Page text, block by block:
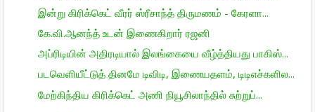
இன்று கிரிக்கெட் வீரர் ஸ்ரீசாந்த் திருமணம் - கேரளா...
கே.வி.ஆனந்த் உடன் இணைகிறார் ரஜனி
அப்ரிடியின் அதிரடியால் இலங்கையை வீழ்த்தியது பாகிஸ்...
படவெளியீட்டுத் தினமே டிவிடி, இணையதளம், டிடிஎச்களில...
மேற்கிந்திய கிரிக்கெட் அணி நியூசிலாந்தில் சுற்றுப்...